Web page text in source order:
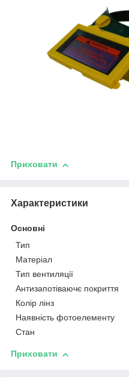
Приховати
Характеристики
Основні
Тип
Матеріал
Тип вентиляції
Антизапотіваючє покриття
Колір лінз
Наявність фотоелементу
Стан
Приховати